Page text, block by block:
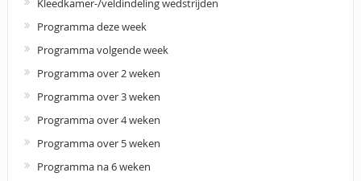
Kleedkamer-/veldindeling wedstrijden
Programma deze week
Programma volgende week
Programma over 2 weken
Programma over 3 weken
Programma over 4 weken
Programma over 5 weken
Programma na 6 weken